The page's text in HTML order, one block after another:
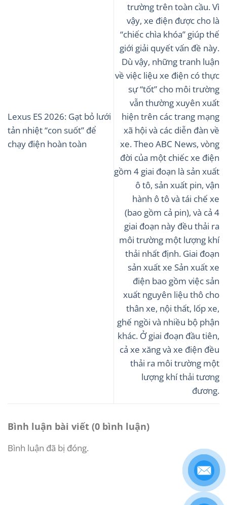
Lexus ES 2026: Gạt bỏ lưới
tản nhiệt “con suốt” để
chạy điện hoàn toàn
trường trên toàn cầu. Vì
vậy, xe điện được cho là
“chiếc chìa khóa” giúp thế
giới giải quyết vấn đề này.
Dù vậy, những tranh luận
về việc liệu xe điện có thực
sự “tốt” cho môi trường
vẫn thường xuyên xuất
hiện trên các trang mạng
xã hội và các diễn đàn về
xe. Theo ABC News, vòng
đời của một chiếc xe điện
gồm 4 giai đoạn là sản xuất
ô tô, sản xuất pin, vận
hành ô tô và tái chế xe
(bao gồm cả pin), và cả 4
giai đoạn này đều thải ra
môi trường một lượng khí
thải nhất định. Giai đoạn
sản xuất xe Sản xuất xe
điện bao gồm việc sản
xuất nguyên liệu thô cho
thân xe, nội thất, lốp xe,
ghế ngồi và nhiều bộ phận
khác. Ở giai đoạn đầu tiên,
cả xe xăng và xe điện đều
thải ra môi trường một
lượng khí thải tương
đương.
Bình luận bài viết (0 bình luận)
Bình luận đã bị đóng.